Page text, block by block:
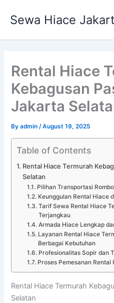
Sewa Hiace
Rental Hiace
Kebagusan
Jakarta
Byadmin /August 19, 2025
Table of Contents
Rental Hiace Termurah
Selatan
Pilihan Transportasi
Keunggulan Rental Hiace
Tarif Sewa Rental Hiace
Terjangkau
Armada Hiace Lengkap
Layanan Rental Hiace
Berbagai Kebutuhan
Profesionalitas Sopir dan
Proses Pemesanan
Rental Hiace Termurah
Selatan